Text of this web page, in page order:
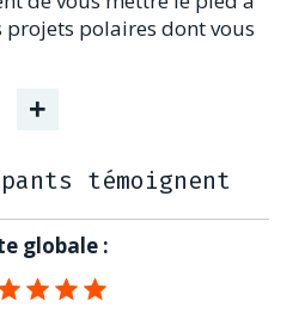
projets polaires dont vous
+
témoignent
globale :